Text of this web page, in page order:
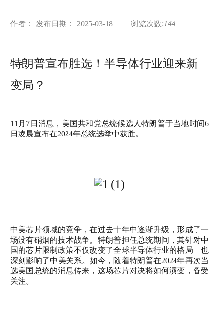
作者： 发布日期： 2025-03-18 浏览次数:144
特朗普宣布胜选！半导体行业迎来新
变局？
11月7日消息，美国共和党总统候选人特朗普于当地时间6
日凌晨宣布在2024年总统选举中获胜。
中美芯片领域的竞争，在过去十年中逐渐升级，形成了一
场没有硝烟的技术战争。特朗普担任总统期间，其针对中
国的芯片限制政策不仅改变了全球半导体行业的格局，也
深刻影响了中美关系。如今，随着特朗普在2024年再次当
选美国总统的消息传来，这场芯片对决将如何演变，备受
关注。